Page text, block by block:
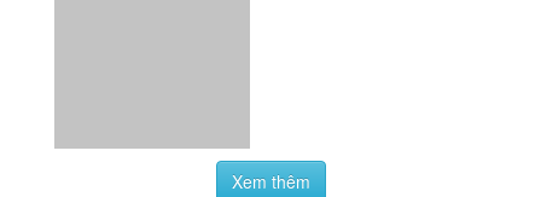
Ăn uống-